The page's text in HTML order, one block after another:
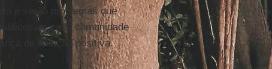
é serão problemas que
de cada comunidade
de solução positiva.